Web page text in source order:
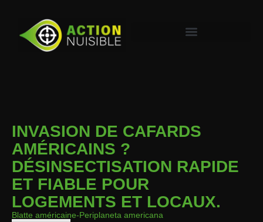
INVASION DE CAFARDS
AMÉRICAINS ?
DÉSINSECTISATION RAPIDE
ET FIABLE POUR
LOGEMENTS ET LOCAUX.
Blatte américaine-Periplaneta americana